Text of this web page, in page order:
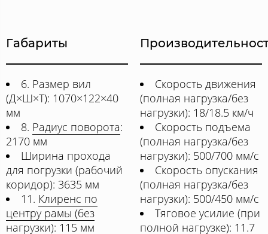
Габариты
6. Размер вил
(Д×Ш×Т): 1070×122×40
мм
8. Радиус поворота:
2170 мм
Ширина прохода
для погрузки (рабочий
коридор): 3635 мм
11. Клиренс по
центру рамы (без
нагрузки): 115 мм
Скорость движения
(полная нагрузка/без
нагрузки): 18/18.5 км/ч
Скорость подъема
(полная нагрузка/без
нагрузки): 500/700 мм/с
Скорость опускания
(полная нагрузка/без
нагрузки): 500/450 мм/с
Тяговое усилие (при
полной нагрузке): 11.7